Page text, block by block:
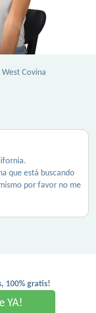
West Covina
que está buscando
por favor no me
100% gratis!
YA!